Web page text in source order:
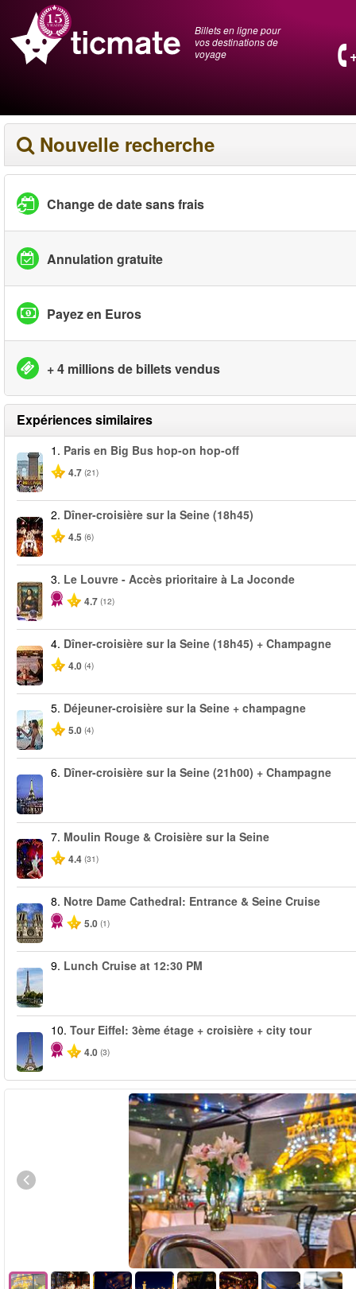
Billets en ligne pour
vos destinations de
voyage
Nouvelle recherche
Change de date sans frais
Annulation gratuite
Payez en Euros
+ 4 millions de billets vendus
Expériences similaires
1. Paris en Big Bus hop-on hop-off
4.7 (21)
2. Dîner-croisière sur la Seine (18h45)
4.5 (6)
3. Le Louvre - Accès prioritaire à La Joconde
4.7 (12)
4. Dîner-croisière sur la Seine (18h45) + Champagne
4.0 (4)
5. Déjeuner-croisière sur la Seine + champagne
5.0 (4)
6. Dîner-croisière sur la Seine (21h00) + Champagne
7. Moulin Rouge & Croisière sur la Seine
4.4 (31)
8. Notre Dame Cathedral: Entrance & Seine Cruise
5.0 (1)
9. Lunch Cruise at 12:30 PM
10. Tour Eiffel: 3ème étage + croisière + city tour
4.0 (3)